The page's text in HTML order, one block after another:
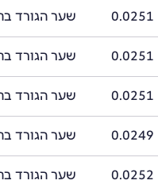
0.0251 שער הגורד בתאריך 22/11/
0.0251 שער הגורד בתאריך 23/11/
0.0251 שער הגורד בתאריך 24/11/
0.0249 שער הגורד בתאריך 25/11/
0.0252 שער הגורד בתאריך 26/11/